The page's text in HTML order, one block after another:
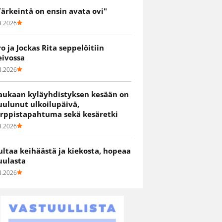
on ensin avata ovi"
ja Jockas Rita seppelöitiin
kyläyhdistyksen kesään on
ulkoilupäivä,
sekä kesäretki
keihäästä ja kiekosta, hopeaa